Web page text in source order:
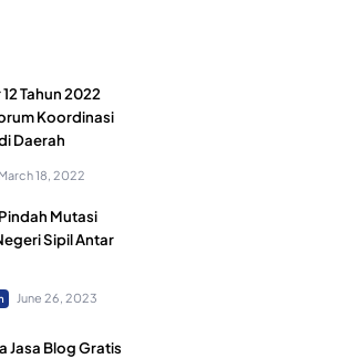
Tahun 2022
Koordinasi
Daerah
March 18, 2022
Mutasi
Sipil Antar
June 26, 2023
Jasa Blog Gratis